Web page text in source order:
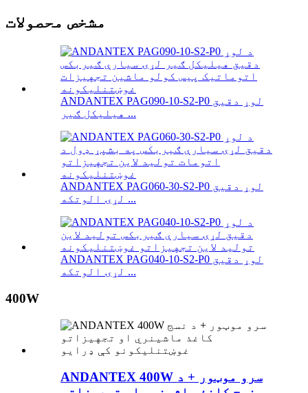
مشخص محصولات
ANDANTEX PAG090-10-S2-P0 لوړ دقیق
هیلیکل ګیر ...
ANDANTEX PAG060-30-S2-P0 لوړ دقیق
لړۍ الوتکه ...
ANDANTEX PAG040-10-S2-P0 لوړ دقیق
لړۍ الوتکه ...
400W
ANDANTEX 400W سرو موټور + د